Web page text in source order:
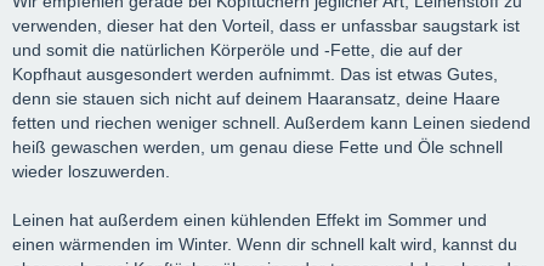
verwenden, dieser hat den Vorteil, dass er unfassbar saugstark ist
und somit die natürlichen Körperöle und -Fette, die auf der
Kopfhaut ausgesondert werden aufnimmt. Das ist etwas Gutes,
denn sie stauen sich nicht auf deinem Haaransatz, deine Haare
fetten und riechen weniger schnell. Außerdem kann Leinen siedend
heiß gewaschen werden, um genau diese Fette und Öle schnell
wieder loszuwerden.
Leinen hat außerdem einen kühlenden Effekt im Sommer und
einen wärmenden im Winter. Wenn dir schnell kalt wird, kannst du